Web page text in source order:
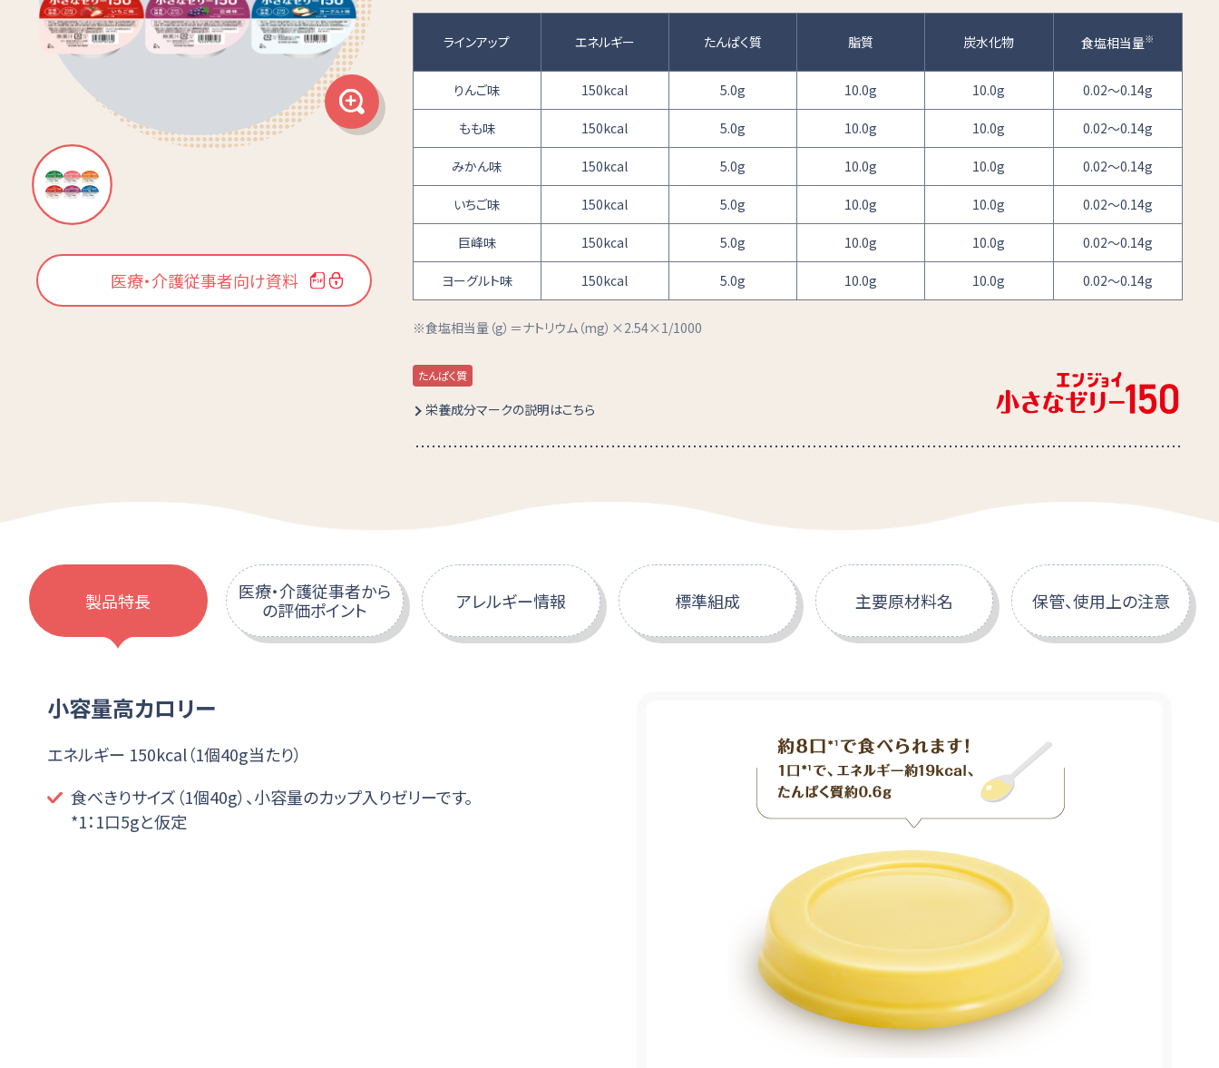
医療・介護従事者向け資料
ラインアップ エネルギー たんぱく質 脂質 炭水化物 食塩相当量※
りんご味 150kcal 5.0g 10.0g 10.0g 0.02～0.14g
もも味 150kcal 5.0g 10.0g 10.0g 0.02～0.14g
みかん味 150kcal 5.0g 10.0g 10.0g 0.02～0.14g
いちご味 150kcal 5.0g 10.0g 10.0g 0.02～0.14g
巨峰味 150kcal 5.0g 10.0g 10.0g 0.02～0.14g
ヨーグルト味 150kcal 5.0g 10.0g 10.0g 0.02～0.14g
食塩相当量（g）＝ナトリウム（mg）×2.54×1/1000
たんぱく質
栄養成分マークの説明はこちら
製品特長
小容量高カロリー
エネルギー 150kcal（1個40g当たり）
食べきりサイズ（1個40g）、小容量のカップ入りゼリーです。
*1：1口5gと仮定
医療・介護従事者から
の評価ポイント
アレルギー情報 標準組成 主要原材料名 保管、使用上の注意